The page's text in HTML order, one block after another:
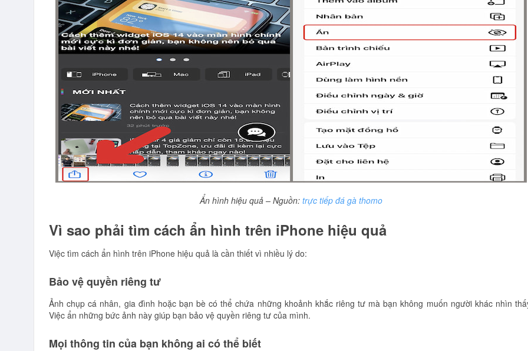
Ẩn hình hiệu quả – Nguồn: trực tiếp đá gà thomo
Vì sao phải tìm cách ẩn hình trên iPhone hiệu quả
Việc tìm cách ẩn hình trên iPhone hiệu quả là cần thiết vì nhiều lý do:
Bảo vệ quyền riêng tư
Ảnh chụp cá nhân, gia đình hoặc bạn bè có thể chứa những khoảnh khắc riêng tư mà bạn không muốn người khác nhìn
Việc ẩn những bức ảnh này giúp bạn bảo vệ quyền riêng tư của mình.
Mọi thông tin của bạn không ai có thể biết